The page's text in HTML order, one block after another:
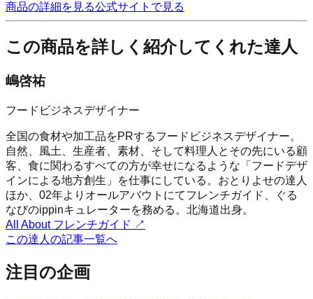
商品の詳細を見る公式サイトで見る
この商品を詳しく紹介してくれた達人
嶋啓祐
フードビジネスデザイナー
全国の食材や加工品をPRするフードビジネスデザイナー。
自然、風土、生産者、素材、そして料理人とその先にいる顧
客、食に関わるすべての方が幸せになるような「フードデザ
インによる地方創生」を仕事にしている。おとりよせの達人
ほか、02年よりオールアバウトにてフレンチガイド、ぐる
なびのippinキュレーターを務める。北海道出身。
All About フレンチガイド ↗
この達人の記事一覧へ
注目の企画